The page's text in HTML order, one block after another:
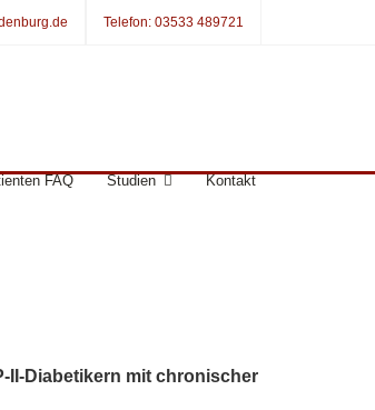
Telefon: 03533 489721
FAQ Studien Kontakt
II-Diabetikern mit chronischer